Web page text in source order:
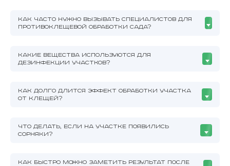
КАК ЧАСТО НУЖНО ВЫЗЫВАТЬ СПЕЦИАЛИСТОВ ДЛЯ
ПРОТИВОКЛЕЩЕВОЙ ОБРАБОТКИ САДА?
КАКИЕ ВЕЩЕСТВА ИСПОЛЬЗУЮТСЯ ДЛЯ
ДЕЗИНФЕКЦИИ УЧАСТКОВ?
КАК ДОЛГО ДЛИТСЯ ЭФФЕКТ ОБРАБОТКИ УЧАСТКА
ОТ КЛЕЩЕЙ?
ЧТО ДЕЛАТЬ, ЕСЛИ НА УЧАСТКЕ ПОЯВИЛИСЬ
СОРНЯКИ?
КАК БЫСТРО МОЖНО ЗАМЕТИТЬ РЕЗУЛЬТАТ ПОСЛЕ